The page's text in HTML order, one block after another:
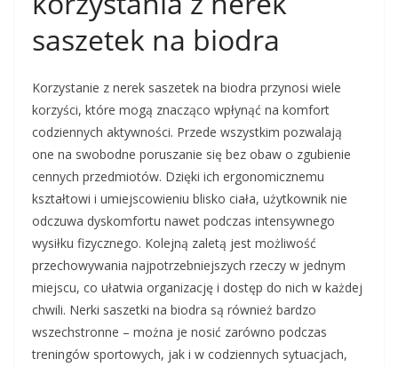
saszetek na biodra
Korzystanie z nerek saszetek na biodra przynosi wiele
korzyści, które mogą znacząco wpłynąć na komfort
codziennych aktywności. Przede wszystkim pozwalają
one na swobodne poruszanie się bez obaw o zgubienie
cennych przedmiotów. Dzięki ich ergonomicznemu
kształtowi i umiejscowieniu blisko ciała, użytkownik nie
odczuwa dyskomfortu nawet podczas intensywnego
wysiłku fizycznego. Kolejną zaletą jest możliwość
przechowywania najpotrzebniejszych rzeczy w jednym
miejscu, co ułatwia organizację i dostęp do nich w każdej
chwili. Nerki saszetki na biodra są również bardzo
wszechstronne – można je nosić zarówno podczas
treningów sportowych, jak i w codziennych sytuacjach,